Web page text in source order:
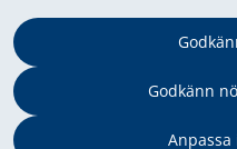
Godkänn